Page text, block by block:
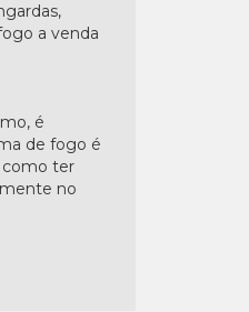
a venda
é
de fogo é
como ter
no